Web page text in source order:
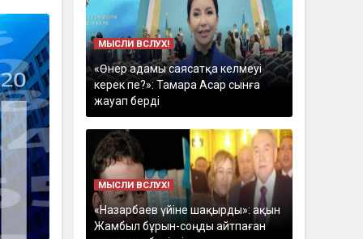
МЫСЛИ ВСЛУХ!
«Өнер адамы саясатқа келмеуі
керек пе?»: Тамара Асар сынға
жауап берді
МЫСЛИ ВСЛУХ!
«Назарбаев үйіне шақырды»: ақын
Жамбыл бұрын-соңды айтпаған